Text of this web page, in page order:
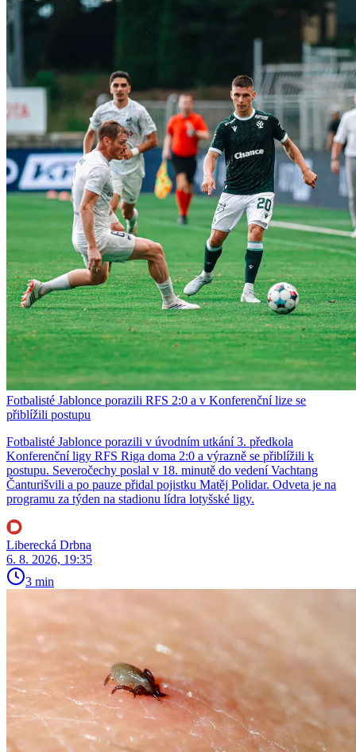
Fotbalisté Jablonce porazili RFS 2:0 a v Konferenční lize se
přiblížili postupu
Fotbalisté Jablonce porazili v úvodním utkání 3. předkola
Konferenční ligy RFS Riga doma 2:0 a výrazně se přiblížili k
postupu. Severočechy poslal v 18. minutě do vedení Vachtang
Čanturišvili a po pauze přidal pojistku Matěj Polidar. Odveta je na
programu za týden na stadionu lídra lotyšské ligy.
Liberecká Drbna
6. 8. 2026, 19:35
3 min